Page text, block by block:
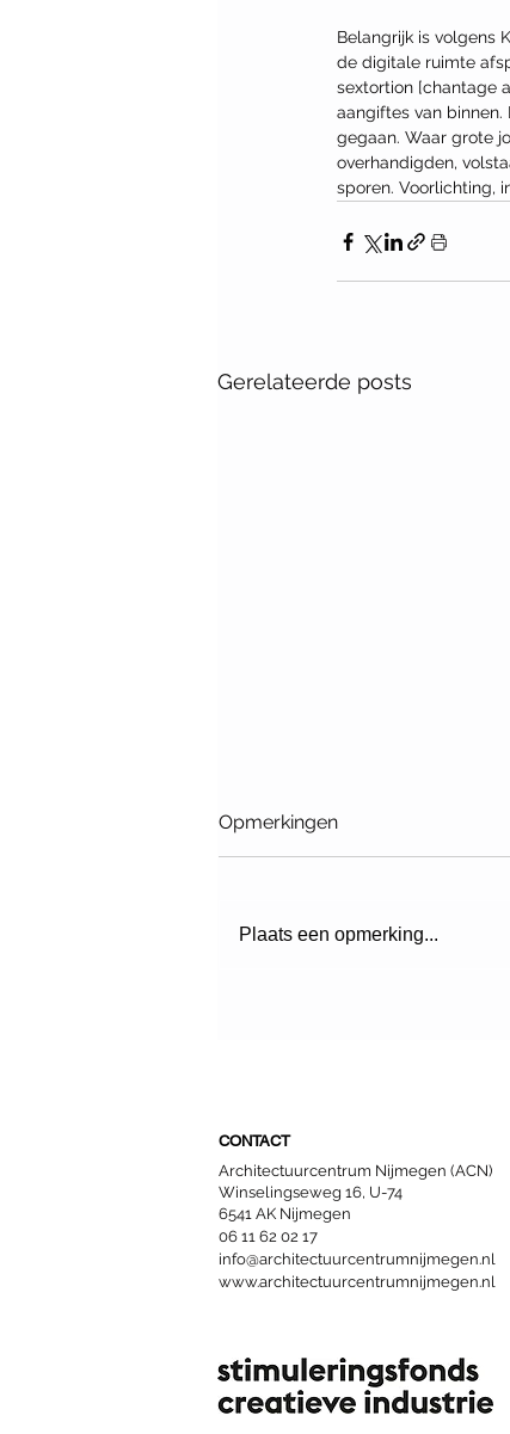
Belangrijk is volgens
de digitale ruimte
sextortion [chantage
aangiftes van
gegaan. Waar grote
overhandigden,
sporen. Voorlichting,
Gerelateerde posts
Opmerkingen
Plaats een opmerking...
CONTACT
Architectuurcentrum Nijmegen (ACN)
Winselingseweg 16, U-74
6541 AK Nijmegen
06 11 62 02 17
info@architectuurcentrumnijmegen.nl
www.architectuurcentrumnijmegen.nl